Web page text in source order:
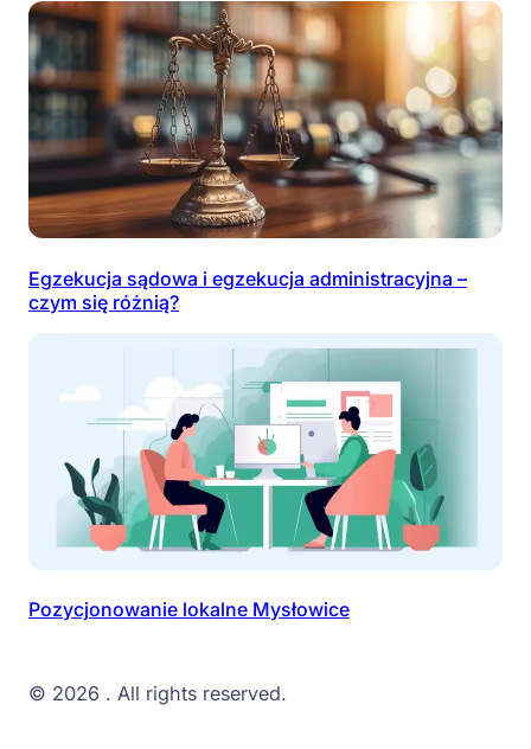
Egzekucja sądowa i egzekucja administracyjna –
czym się różnią?
Pozycjonowanie lokalne Mysłowice
© 2026 . All rights reserved.